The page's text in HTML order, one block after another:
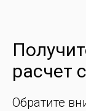
расчет
Обратите